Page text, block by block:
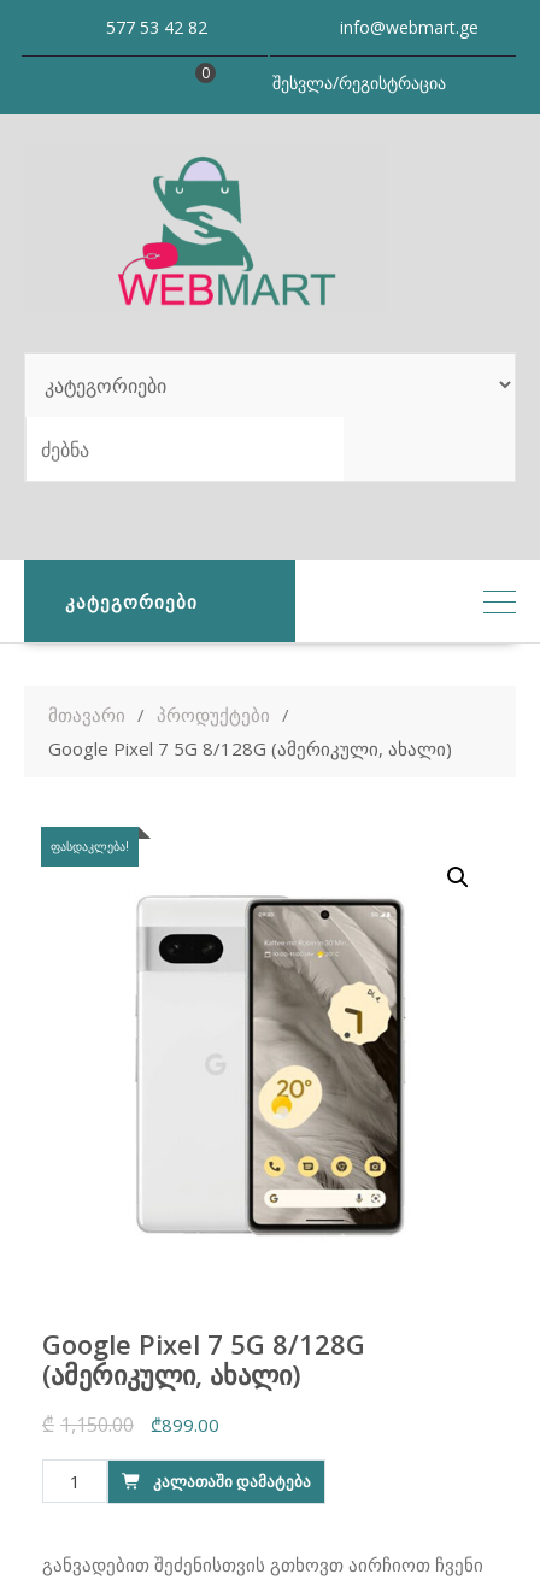
577 53 42 82 info@webmart.ge
შესვლა/რეგისტრაცია
0
SEARCH
ᲙᲐᲢᲔᲒᲝᲠᲘᲔᲑᲘ
მთავარი
პროდუქტები
Google Pixel 7 5G 8/128G (ამერიკული, ახალი)
ᲤᲐᲡᲓᲐᲙᲚᲔᲑᲐ!
Google Pixel 7 5G 8/128G
(ამერიკული, ახალი)
₾ 1,150.00
Original
price
was:
₾899.00
price
is:
რაოდენობა:
Google
7
ᲙᲐᲚᲐᲗᲐᲨᲘ ᲓᲐᲛᲐᲢᲔᲑᲐ
განვადებით შეძენისთვის გთხოვთ აირჩიოთ ჩვენი